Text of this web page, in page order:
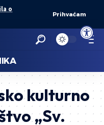
Open
o
Prihvaćam
kulturno
„Sv.